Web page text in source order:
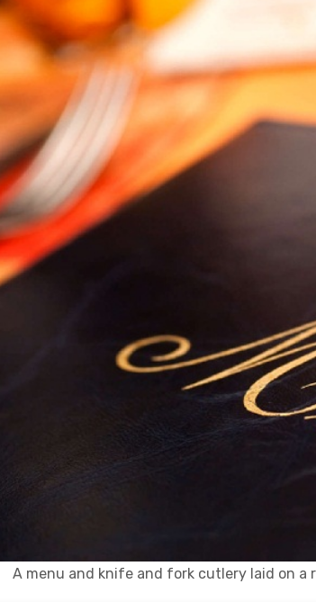
A menu and knife and fork cutlery laid on a